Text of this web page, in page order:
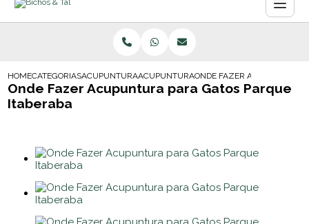
HOMECATEGORIASACUPUNTURA ANIMALACUPUNTURA PARA CACHORROS E GATOS
ONDE FAZER ACUPUNTURA
Onde Fazer Acupuntura para Gatos Parque
Itaberaba